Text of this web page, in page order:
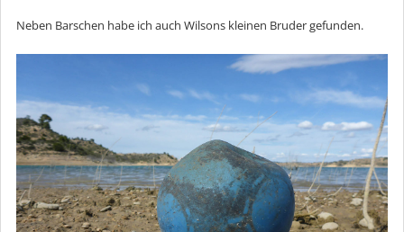
Neben Barschen habe ich auch Wilsons kleinen Bruder gefunden.